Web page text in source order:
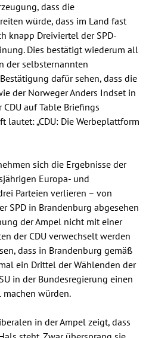
dass die
würde, dass im Land fast
knapp Dreiviertel der SPD-
Dies bestätigt wiederum all
der selbsternannten
dafür sehen, dass die
der Norweger Anders Indset in
auf Table Briefings
lautet: „CDU: Die Werbeplattform
sich die Ergebnisse der
Europa- und
Parteien verlieren – von
SPD in Brandenburg abgesehen
der Ampel nicht mit einer
der CDU verwechselt werden
dass in Brandenburg gemäß
ein Drittel der Wählenden der
in der Bundesregierung einen
machen würden.
in der Ampel zeigt, dass